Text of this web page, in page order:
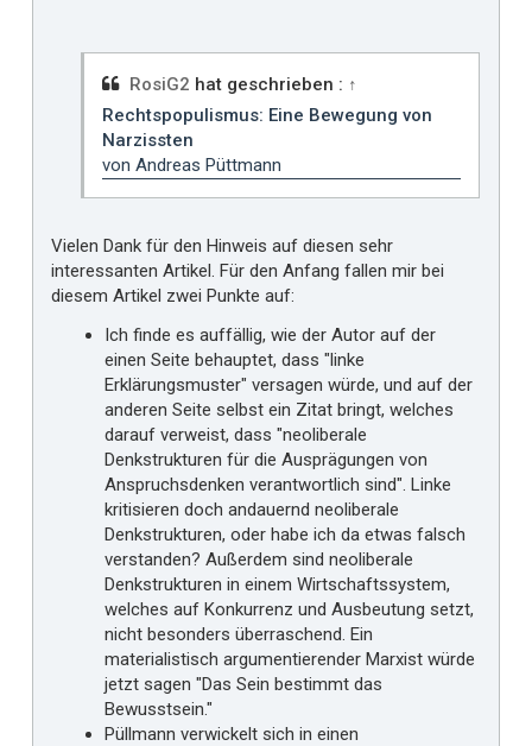
m
i
RosiG2 hat geschrieben : ↑
Rechtspopulismus: Eine Bewegung von
Narzissten
von Andreas Püttmann
Vielen Dank für den Hinweis auf diesen sehr
interessanten Artikel. Für den Anfang fallen mir bei
diesem Artikel zwei Punkte auf:
Ich finde es auffällig, wie der Autor auf der
einen Seite behauptet, dass "linke
Erklärungsmuster" versagen würde, und auf der
anderen Seite selbst ein Zitat bringt, welches
darauf verweist, dass "neoliberale
Denkstrukturen für die Ausprägungen von
Anspruchsdenken verantwortlich sind". Linke
kritisieren doch andauernd neoliberale
Denkstrukturen, oder habe ich da etwas falsch
verstanden? Außerdem sind neoliberale
Denkstrukturen in einem Wirtschaftssystem,
welches auf Konkurrenz und Ausbeutung setzt,
nicht besonders überraschend. Ein
materialistisch argumentierender Marxist würde
jetzt sagen "Das Sein bestimmt das
Bewusstsein."
Püllmann verwickelt sich in einen